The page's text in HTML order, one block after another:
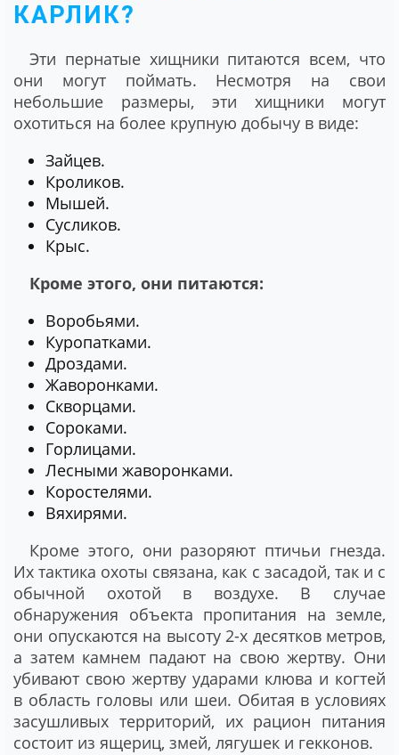
КАРЛИК?
Эти пернатые хищники питаются всем, что
они могут поймать. Несмотря на свои
небольшие размеры, эти хищники могут
охотиться на более крупную добычу в виде:
Зайцев.
Кроликов.
Мышей.
Сусликов.
Крыс.
Кроме этого, они питаются:
Воробьями.
Куропатками.
Дроздами.
Жаворонками.
Скворцами.
Сороками.
Горлицами.
Лесными жаворонками.
Коростелями.
Вяхирями.
Кроме этого, они разоряют птичьи гнезда.
Их тактика охоты связана, как с засадой, так и с
обычной охотой в воздухе. В случае
обнаружения объекта пропитания на земле,
они опускаются на высоту 2-х десятков метров,
а затем камнем падают на свою жертву. Они
убивают свою жертву ударами клюва и когтей
в область головы или шеи. Обитая в условиях
засушливых территорий, их рацион питания
состоит из ящериц, змей, лягушек и гекконов.